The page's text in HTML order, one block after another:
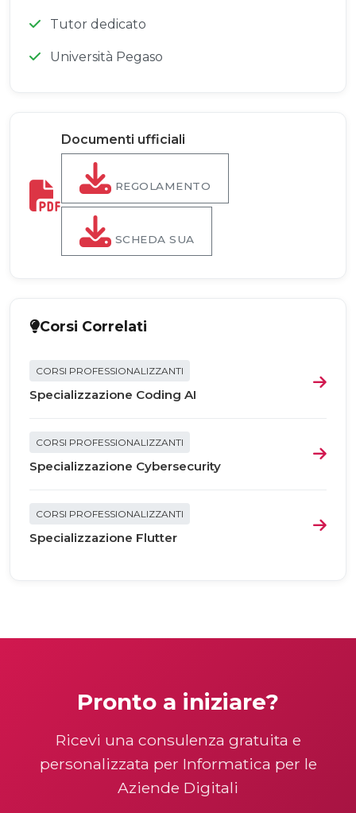
Tutor dedicato
Università Pegaso
Documenti ufficiali
REGOLAMENTO
SCHEDA SUA
Corsi Correlati
CORSI PROFESSIONALIZZANTI
Specializzazione Coding AI
CORSI PROFESSIONALIZZANTI
Specializzazione Cybersecurity
CORSI PROFESSIONALIZZANTI
Specializzazione Flutter
Pronto a iniziare?
Ricevi una consulenza gratuita e
personalizzata per Informatica per le
Aziende Digitali